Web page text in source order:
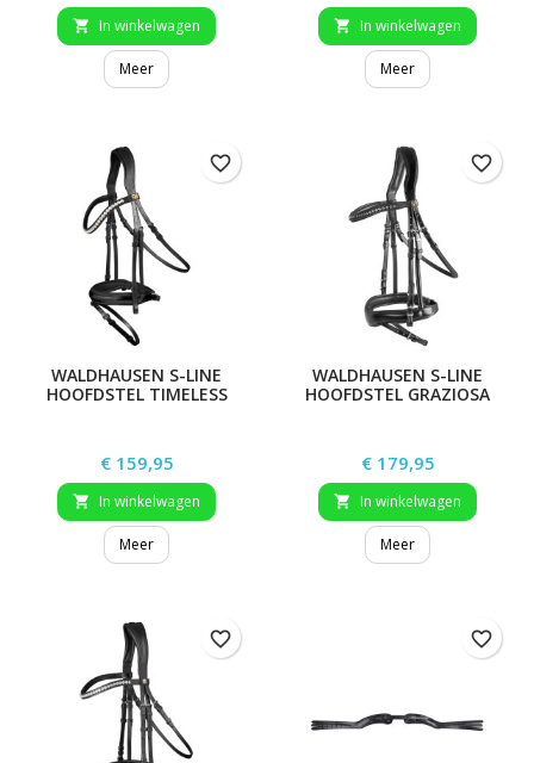
 In winkelwagen
Meer
 In winkelwagen
Meer
WALDHAUSEN S-LINE
HOOFDSTEL TIMELESS
Prijs
€ 159,95
 In winkelwagen
Meer
favorite_border
WALDHAUSEN S-LINE
HOOFDSTEL GRAZIOSA
Prijs
€ 179,95
 In winkelwagen
Meer
favorite_border
favorite_border favorite_border